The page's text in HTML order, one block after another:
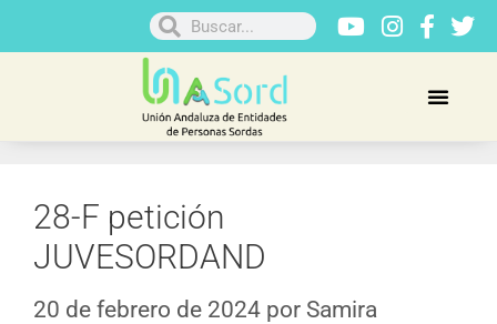
28-F petición
JUVESORDAND
20 de febrero de 2024 por Samira